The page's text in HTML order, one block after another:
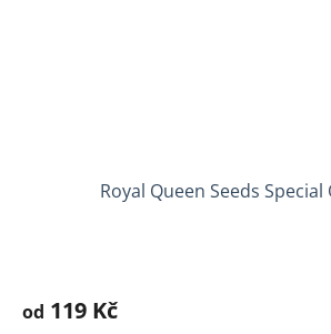
Royal Queen Seeds Special
produktu
od 119 Kč